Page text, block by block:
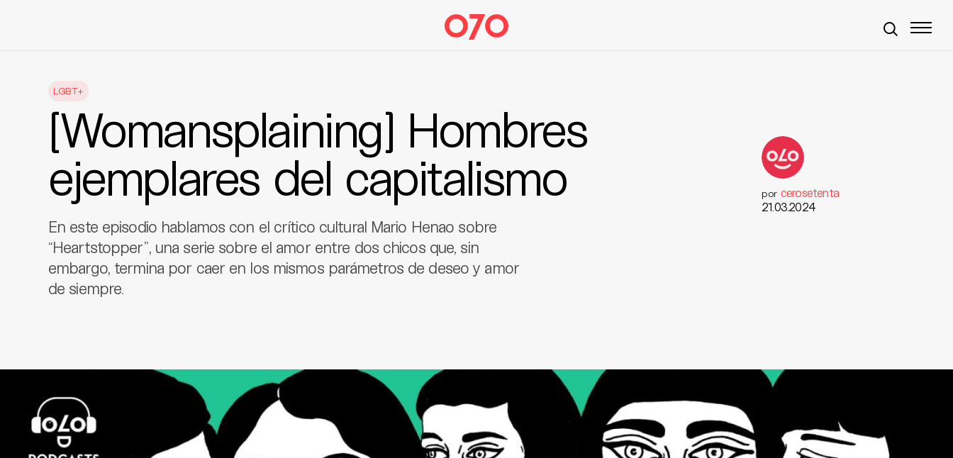
LGBT+
[Womansplaining] Hombres
ejemplares del capitalismo
En este episodio hablamos con el crítico cultural Mario Henao sobre
“Heartstopper”, una serie sobre el amor entre dos chicos que, sin
embargo, termina por caer en los mismos parámetros de deseo y amor
de siempre.
por cerosetenta
21.03.2024